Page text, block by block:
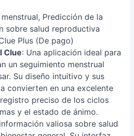
Predicción de la
sobre salud reproductiva
Plus (De pago)
Clue: Una aplicación ideal para
un seguimiento menstrual
Su diseño intuitivo y sus
convierten en una excelente
preciso de los ciclos
y el estado de ánimo.
valiosa sobre salud